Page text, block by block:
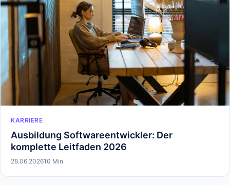
KARRIERE
Ausbildung Softwareentwickler: Der
komplette Leitfaden 2026
28.06.202610 Min.